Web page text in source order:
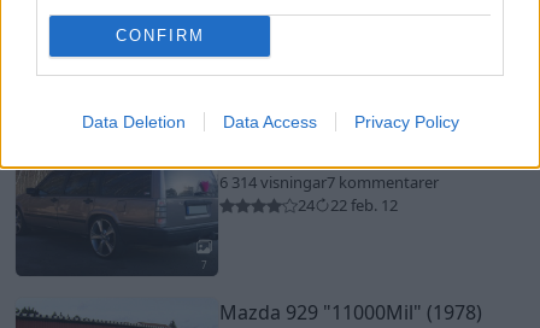
CONFIRM
Data Deletion Data Access Privacy Policy
3 810 visningar10 kommentarer
7
6 314 visningar7 kommentarer
24
22 feb. 12
Mazda 929 "11000Mil" (1978)